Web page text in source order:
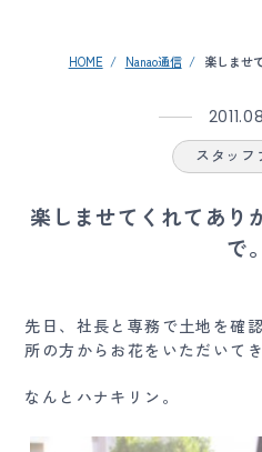
HOME Nanao通信 楽しませ
スタッフ
楽しませてくれてあり
で。
先日、社長と専務で土地を確
所の方からお花をいただいてき
なんとハナキリン。